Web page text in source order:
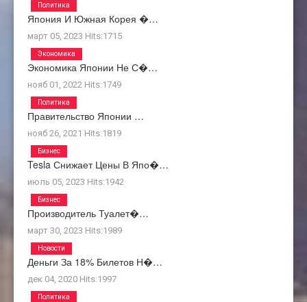
Япония И Южная Корея �…
март 05, 2023 Hits:1715
Политика
Экономика Японии Не С�…
нояб 01, 2022 Hits:1749
Экономика
Правительство Японии …
нояб 26, 2021 Hits:1819
Политика
Tesla Снижает Цены В Япо�…
июль 05, 2023 Hits:1942
Бизнес
Производитель Туалет�…
март 30, 2023 Hits:1989
Бизнес
Деньги За 18% Билетов Н�…
дек 04, 2020 Hits:1997
Новости
Политика